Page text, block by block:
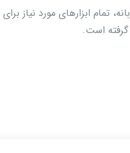
ابزارهای مورد نیاز برای
گرفته است.